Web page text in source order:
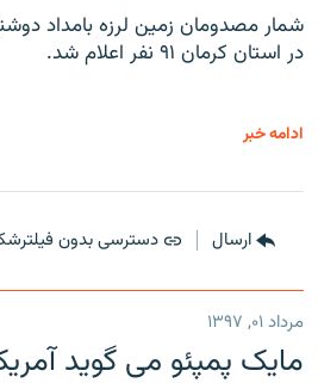
شمار مصدومان زمین لرزه بامداد
در استان کرمان ۹۱ نفر اعلام شد.
ادامه خبر
ارسال دسترسی بدون
مرداد ۰۱, ۱۳۹۷
مایک پمپئو می گوید